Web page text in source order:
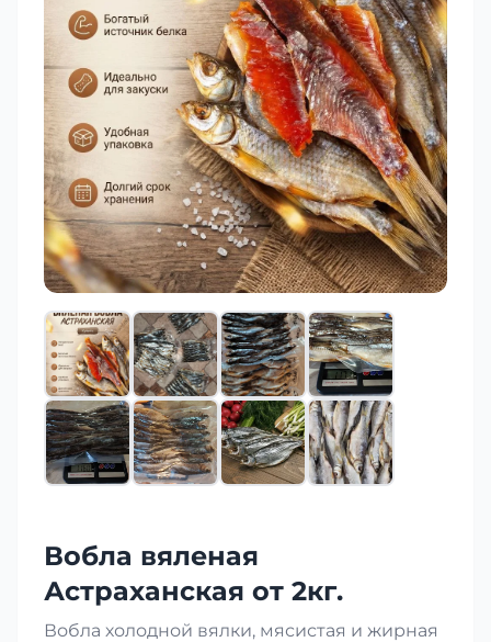
Вобла вяленая
Астраханская от 2кг.
Вобла холодной вялки, мясистая и жирная